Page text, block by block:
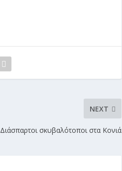
NEXT
Διάσπαρτοι σκυβαλότοποι στα Κονιά